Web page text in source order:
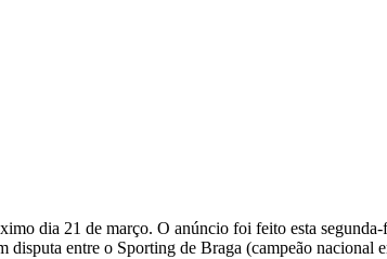
dia 21 de março. O anúncio foi feito esta segunda-
disputa entre o Sporting de Braga (campeão nacional